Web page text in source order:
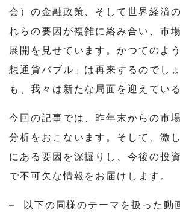
会）の金融政策、そして世界経済
れらの要因が複雑に絡み合い、市
展開を見せています。かつてのよ
想通貨バブル」は再来するのでし
も、我々は新たな局面を迎えてい
今回の記事では、昨年末からの市
分析をおこないます。そして、激
にある要因を深掘りし、今後の投
で不可欠な情報をお届けします。
– 以下の同様のテーマを扱った動